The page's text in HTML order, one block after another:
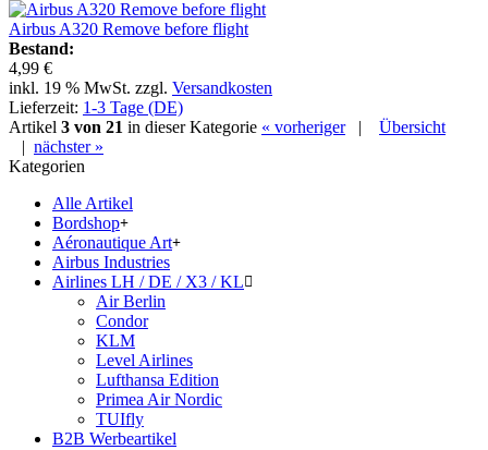
Airbus A320 Remove before flight
Bestand:
4,99 €
inkl. 19 % MwSt. zzgl. Versandkosten
Lieferzeit: 1-3 Tage (DE)
Artikel 3 von 21 in dieser Kategorie « vorheriger| Übersicht
| nächster »
Kategorien
Alle Artikel
Bordshop
Aéronautique Art
Airbus Industries
Airlines LH / DE / X3 / KL
Air Berlin
Condor
KLM
Level Airlines
Lufthansa Edition
Primea Air Nordic
TUIfly
B2B Werbeartikel